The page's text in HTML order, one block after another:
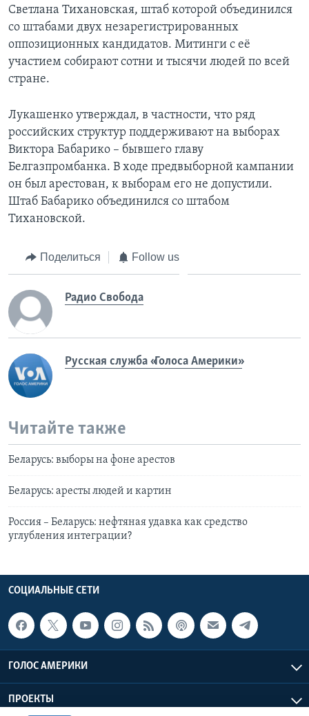
Светлана Тихановская, штаб которой объединился
со штабами двух незарегистрированных
оппозиционных кандидатов. Митинги с её
участием собирают сотни и тысячи людей по всей
стране.
Лукашенко утверждал, в частности, что ряд
российских структур поддерживают на выборах
Виктора Бабарико – бывшего главу
Белгазпромбанка. В ходе предвыборной кампании
он был арестован, к выборам его не допустили.
Штаб Бабарико объединился со штабом
Тихановской.
Поделиться Follow us
Радио Свобода
Русская служба «Голоса Америки»
Читайте также
Беларусь: выборы на фоне арестов
Беларусь: аресты людей и картин
Россия – Беларусь: нефтяная удавка как средство
углубления интеграции?
СОЦИАЛЬНЫЕ СЕТИ
ГОЛОС АМЕРИКИ
ПРОЕКТЫ